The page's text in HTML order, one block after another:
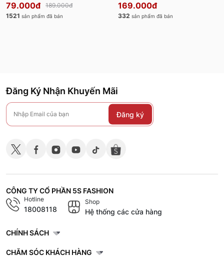
79.000đ
189.000đ
1521 sản phẩm đã bán
169.000đ
332 sản phẩm đã bán
Đăng Ký Nhận Khuyến Mãi
Đăng ký
CÔNG TY CỔ PHẦN 5S FASHION
Hotline
18008118
Shop
Hệ thống các cửa hàng
CHÍNH SÁCH
CHĂM SÓC KHÁCH HÀNG